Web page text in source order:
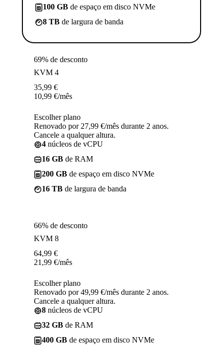
100 GB de espaço em disco NVMe
8 TB de largura de banda
69% de desconto
KVM 4
35,99 €
10,99 €/mês
Escolher plano
Renovado por 27,99 €/mês durante 2 anos.
Cancele a qualquer altura.
4 núcleos de vCPU
16 GB de RAM
200 GB de espaço em disco NVMe
16 TB de largura de banda
66% de desconto
KVM 8
64,99 €
21,99 €/mês
Escolher plano
Renovado por 49,99 €/mês durante 2 anos.
Cancele a qualquer altura.
8 núcleos de vCPU
32 GB de RAM
400 GB de espaço em disco NVMe